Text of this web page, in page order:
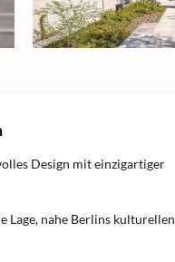
Design mit einzigartiger
Lage, nahe Berlins kulturellen